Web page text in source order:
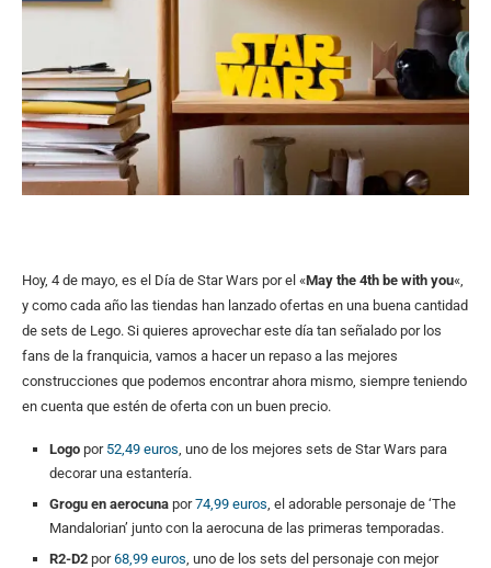
Hoy, 4 de mayo, es el Día de Star Wars por el «May the 4th be with you«,
y como cada año las tiendas han lanzado ofertas en una buena cantidad
de sets de Lego. Si quieres aprovechar este día tan señalado por los
fans de la franquicia, vamos a hacer un repaso a las mejores
construcciones que podemos encontrar ahora mismo, siempre teniendo
en cuenta que estén de oferta con un buen precio.
Logo por 52,49 euros , uno de los mejores sets de Star Wars para
decorar una estantería.
Grogu en aerocuna por74,99 euros , el adorable personaje de ‘The
Mandalorian’ junto con la aerocuna de las primeras temporadas.
R2-D2 por68,99 euros , uno de los sets del personaje con mejor